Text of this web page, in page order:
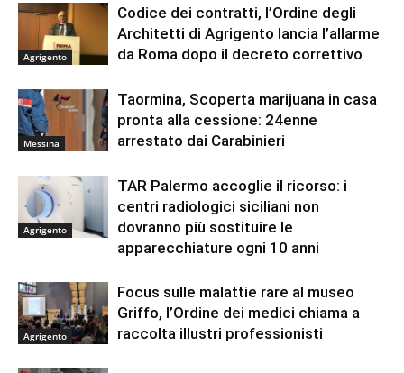
Agrigento
Codice dei contratti, l’Ordine degli
Architetti di Agrigento lancia l’allarme
da Roma dopo il decreto correttivo
Messina
Taormina, Scoperta marijuana in casa
pronta alla cessione: 24enne
arrestato dai Carabinieri
Agrigento
TAR Palermo accoglie il ricorso: i
centri radiologici siciliani non
dovranno più sostituire le
apparecchiature ogni 10 anni
Agrigento
Focus sulle malattie rare al museo
Griffo, l’Ordine dei medici chiama a
raccolta illustri professionisti